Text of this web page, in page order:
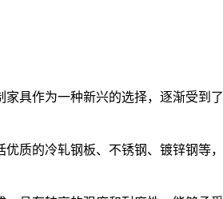
作为一种新兴的选择，逐渐受到
的冷轧钢板、不锈钢、镀锌钢等